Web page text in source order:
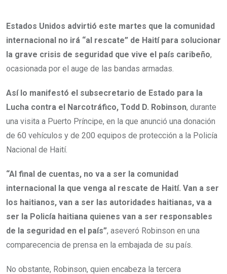
Estados Unidos advirtió este martes que la comunidad
internacional no irá “al rescate” de Haití para solucionar
la grave crisis de seguridad que vive el país caribeño,
ocasionada por el auge de las bandas armadas.
Así lo manifestó el subsecretario de Estado para la
Lucha contra el Narcotráfico, Todd D. Robinson, durante
una visita a Puerto Príncipe, en la que anunció una donación
de 60 vehículos y de 200 equipos de protección a la Policía
Nacional de Haití.
“Al final de cuentas, no va a ser la comunidad
internacional la que venga al rescate de Haití. Van a ser
los haitianos, van a ser las autoridades haitianas, va a
ser la Policía haitiana quienes van a ser responsables
de la seguridad en el país”, aseveró Robinson en una
comparecencia de prensa en la embajada de su país.
No obstante, Robinson, quien encabeza la tercera